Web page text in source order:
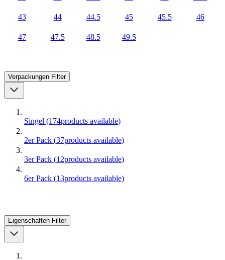
43 44 44.5 45 45.5 46
47 47.5 48.5 49.5
Verpackungen Filter
Singel (174products available)
2er Pack (37products available)
3er Pack (12products available)
6er Pack (13products available)
Eigenschaften Filter